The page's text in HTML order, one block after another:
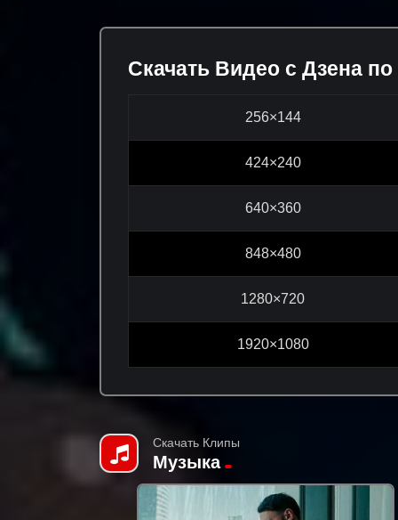
Скачать Видео с Дзена
256×144
424×240
640×360
848×480
1280×720
1920×1080
Скачать Клипы
Музыка